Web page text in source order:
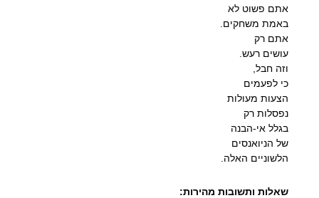
אתם פשוט לא
באמת משחקים.
אתם רק
עושים רעש.
וזה חבל,
כי לפעמים
הצעות מעולות
נפסלות רק
בגלל אי-הבנה
של הניואנסים
הלשוניים האלה.
שאלות ותשובות מהירות: